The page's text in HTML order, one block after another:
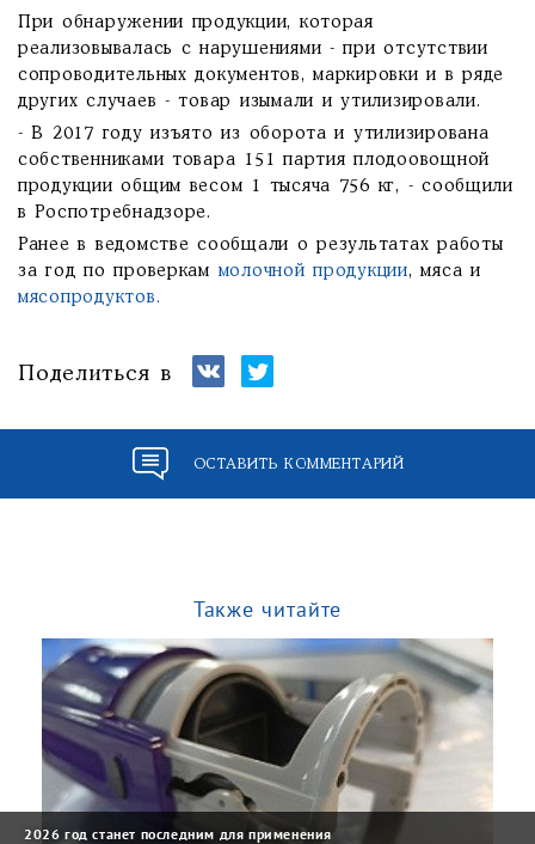
При обнаружении продукции, которая
реализовывалась с нарушениями - при отсутствии
сопроводительных документов, маркировки и в ряде
других случаев - товар изымали и утилизировали.
- В 2017 году изъято из оборота и утилизирована
собственниками товара 151 партия плодоовощной
продукции общим весом 1 тысяча 756 кг, - сообщили
в Роспотребнадзоре.
Ранее в ведомстве сообщали о результатах работы
за год по проверкам молочной продукции, мяса и
мясопродуктов.
Поделиться в
ОСТАВИТЬ КОММЕНТАРИЙ
Также читайте
2026 год станет последним для применения